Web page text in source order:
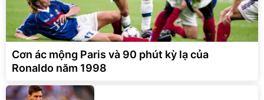
Cơn ác mộng Paris và 90 phút kỳ lạ của
Ronaldo năm 1998